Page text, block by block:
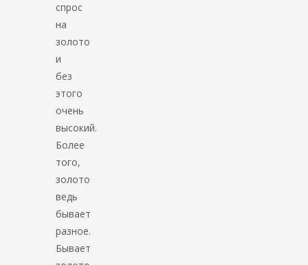
спрос
на
золото
и
без
этого
очень
высокий.
Более
того,
золото
ведь
бывает
разное.
Бывает